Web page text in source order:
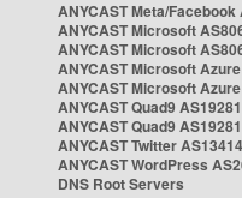
ANYCAST Meta/Facebook
ANYCAST Microsoft
ANYCAST Microsoft
ANYCAST Microsoft
ANYCAST Microsoft
ANYCAST Quad9 AS19281
ANYCAST Quad9
ANYCAST Twitter
ANYCAST WordPress
DNS Root Servers